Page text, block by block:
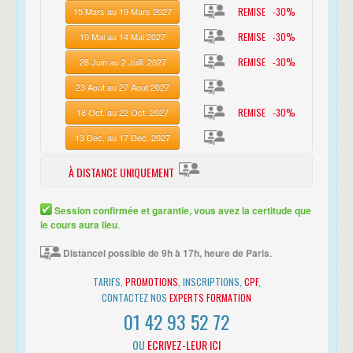
15 Mars au 19 Mars 2027 REMISE -30%
10 Mai au 14 Mai 2027 REMISE -30%
28 Juin au 2 Juill. 2027 REMISE -30%
23 Aout au 27 Aout 2027
18 Oct. au 22 Oct. 2027
REMISE -30%
13 Dec. au 17 Dec. 2027
À DISTANCE UNIQUEMENT
Session confirmée et garantie, vous avez la certitude que
le cours aura lieu.
Distancel possible de 9h à 17h, heure de Paris.
TARIFS, PROMOTIONS , INSCRIPTIONS, CPF,
CONTACTEZ NOS EXPERTS FORMATION
01 42 93 52 72
OU ECRIVEZ-LEUR ICI